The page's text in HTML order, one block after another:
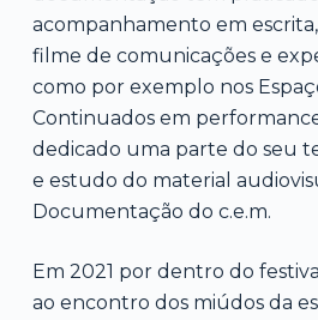
acompanhamento em
filme de comunicações e
como por exemplo nos
Continuados em
dedicado uma parte do seu
e estudo do material
Documentação do c.e.m.
Em 2021 por dentro do
ao encontro dos miúdos da